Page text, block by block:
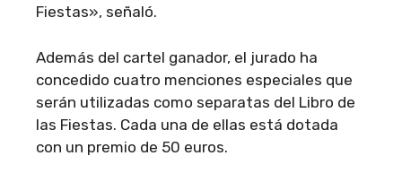
Fiestas», señaló.
Además del cartel ganador, el jurado ha
concedido cuatro menciones especiales que
serán utilizadas como separatas del Libro de
las Fiestas. Cada una de ellas está dotada
con un premio de 50 euros.